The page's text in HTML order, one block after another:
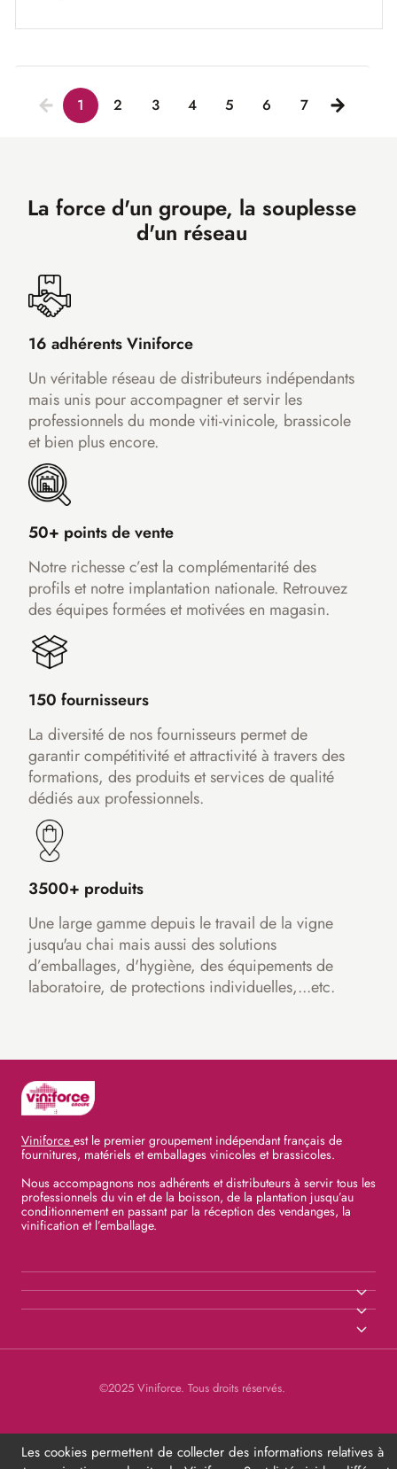
1 2 3 4 5 6 7
La force d'un groupe, la souplesse
d'un réseau
16 adhérents Viniforce
Un véritable réseau de distributeurs indépendants
mais unis pour accompagner et servir les
professionnels du monde viti-vinicole, brassicole
et bien plus encore.
50+ points de vente
Notre richesse c’est la complémentarité des
profils et notre implantation nationale. Retrouvez
des équipes formées et motivées en magasin.
150 fournisseurs
La diversité de nos fournisseurs permet de
garantir compétitivité et attractivité à travers des
formations, des produits et services de qualité
dédiés aux professionnels.
3500+ produits
Une large gamme depuis le travail de la vigne
jusqu'au chai mais aussi des solutions
d’emballages, d'hygiène, des équipements de
laboratoire, de protections individuelles,...etc.
Viniforce est le premier groupement indépendant français de
fournitures, matériels et emballages vinicoles et brassicoles.
Nous accompagnons nos adhérents et distributeurs à servir tous les
professionnels du vin et de la boisson, de la plantation jusqu’au
conditionnement en passant par la réception des vendanges, la
vinification et l’emballage.
©2025 Viniforce. Tous droits réservés.
Les cookies permettent de collecter des informations relatives à